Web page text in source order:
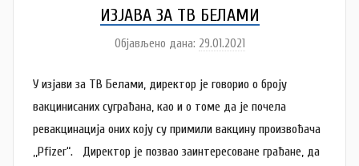
t
a
n
v
a
c
ИЗЈАВА ЗА ТВ БЕЛАМИ
Објављено дана: 29.01.2021
т
о
р
N
У изјави за ТВ Белами, директор је говорио о броју
вакцинисаних суграђана, као и о томе да је почела
ревакцинација оних коју су примили вакцину произвођача
,,Pfizer“. Директор је позвао заинтересоване грађане, да